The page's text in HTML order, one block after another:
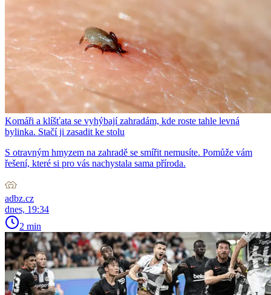
Komáři a klíšťata se vyhýbají zahradám, kde roste tahle levná
bylinka. Stačí ji zasadit ke stolu
S otravným hmyzem na zahradě se smířit nemusíte. Pomůže vám
řešení, které si pro vás nachystala sama příroda.
adbz.cz
dnes, 19:34
2 min